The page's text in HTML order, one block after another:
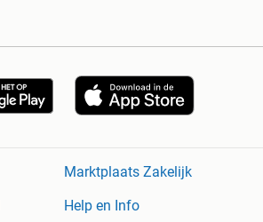
Marktplaats Zakelijk
Help en Info